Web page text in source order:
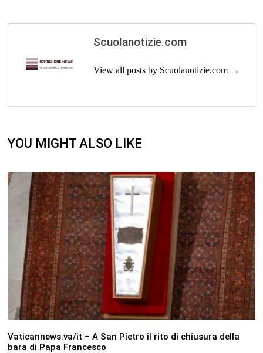
Scuolanotizie.com
View all posts by Scuolanotizie.com →
YOU MIGHT ALSO LIKE
Vaticannews.va/it – A San Pietro il rito di chiusura della
bara di Papa Francesco